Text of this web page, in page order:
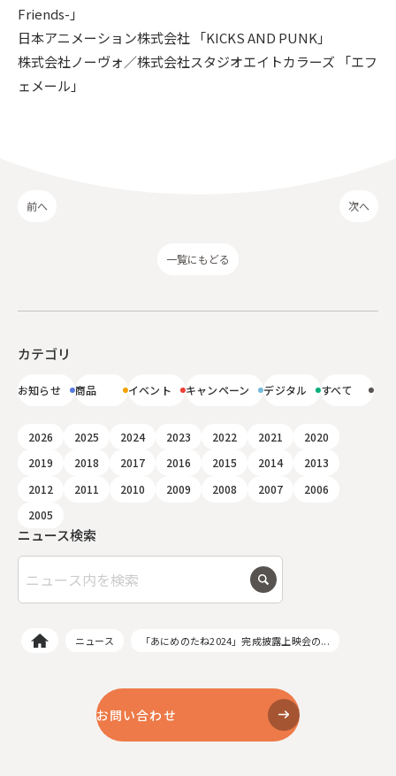
Friends-」
日本アニメーション株式会社 「KICKS AND PUNK」
株式会社ノーヴォ／株式会社スタジオエイトカラーズ 「エフ
ェメール」
前へ
一覧にもどる
次へ
ニュース検索
カテゴリ
お知らせ 商品 イベント キャンペーン デジタル すべて
2026 2025 2024 2023 2022 2021
2020
2019
2018 2017 2016 2015 2014
2013
2012
2011 2010 2009 2008 2007
2006
2005
ニュース 「あにめのたね2024」完成披露上映会の...
お問い合わせ